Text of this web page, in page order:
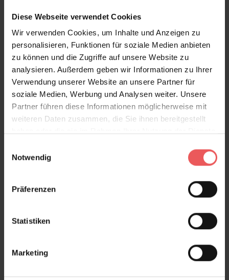
Diese Webseite verwendet Cookies
Wir verwenden Cookies, um Inhalte und Anzeigen zu
personalisieren, Funktionen für soziale Medien anbieten
zu können und die Zugriffe auf unsere Website zu
analysieren. Außerdem geben wir Informationen zu Ihrer
Verwendung unserer Website an unsere Partner für
soziale Medien, Werbung und Analysen weiter. Unsere
Partner führen diese Informationen möglicherweise mit
weiteren Daten zusammen, die Sie ihnen bereitgestellt
Notwendig
Präferenzen
Statistiken
Marketing
Sie haben Fragen zum Produkt?
Frage stellen
+49 (0)221 932 81 82
Varianten